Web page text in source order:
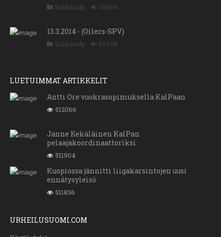
Salibandy 58894
13.3.2014 - (Oilers-SPV)
Salibandy 57498
LUETUIMMAT ARTIKKELIT
Antti Ore vuokrasopimuksella KalPaan
512066
Janne Kekäläinen KalPan
pelaajakoordinaattoriksi
511904
Kuopiossa jännitti liigakarsintojen uusi
ennätysyleisö
511836
URHEILUSUOMI.COM